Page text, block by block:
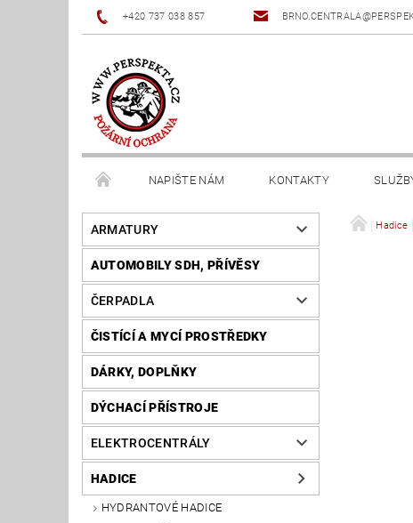
+420 737 038 857
NAPIŠTE NÁM KONTAKTY
ARMATURY
AUTOMOBILY SDH, PŘÍVĚSY
ČERPADLA
ČISTÍCÍ A MYCÍ PROSTŘEDKY
DÁRKY, DOPLŇKY
DÝCHACÍ PŘÍSTROJE
ELEKTROCENTRÁLY
HADICE
HYDRANTOVÉ HADICE
Hadice